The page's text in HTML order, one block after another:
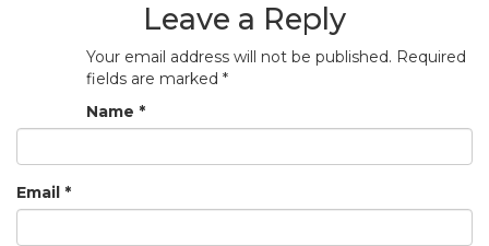
Leave a Reply
Your email address will not be published. Required
fields are marked *
Name *
Email *